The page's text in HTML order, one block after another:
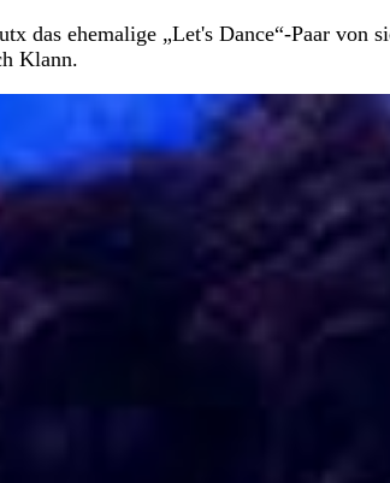
das ehemalige „Let's Dance“-Paar von
Klann.